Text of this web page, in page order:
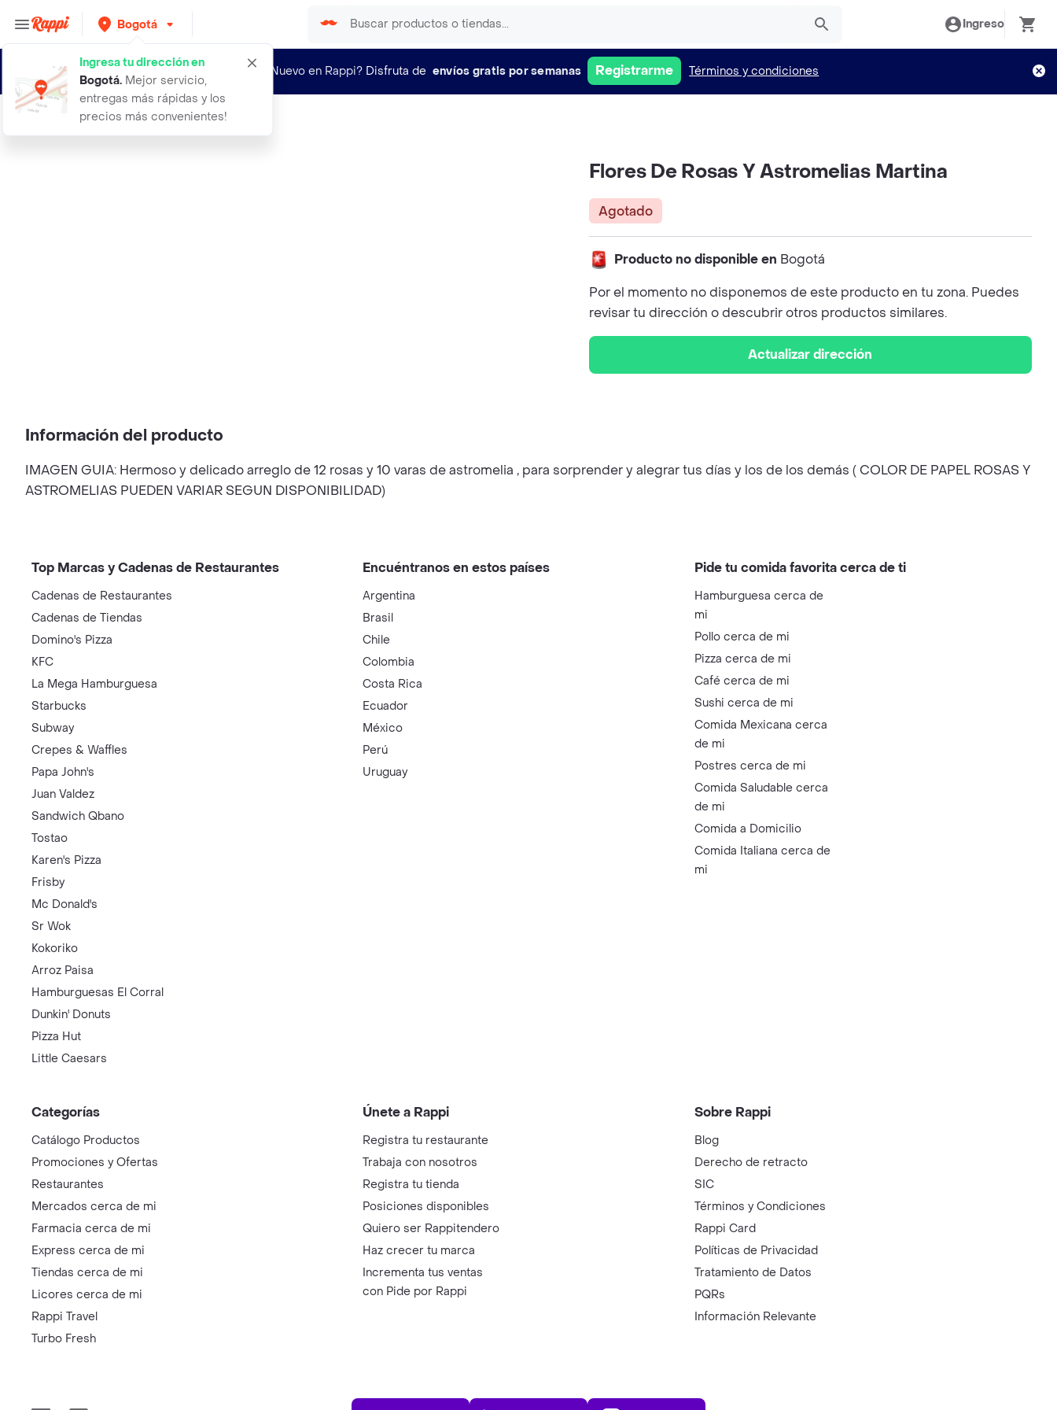
Bogotá
Ingresa tu dirección en
Bogotá. Mejor servicio,
entregas más rápidas y los
precios más convenientes!
Ingreso
¿Nuevo en Rappi? Disfruta de envíos gratis por semanas Registrarme Términos y condiciones
flores de rosas y astromelias marti
Flores De Rosas Y Astromelias Martina
Agotado
Producto no disponible en Bogotá
Por el momento no disponemos de este producto en tu zona. Puedes
revisar tu dirección o descubrir otros productos similares.
Actualizar dirección
Información del producto
IMAGEN GUIA: Hermoso y delicado arreglo de 12 rosas y 10 varas de astromelia , para sorprender y alegrar tus días y los de los demás ( COLOR DE PAPEL ROSAS Y
ASTROMELIAS PUEDEN VARIAR SEGUN DISPONIBILIDAD)
Top Marcas y Cadenas de Restaurantes
Cadenas de Restaurantes
Cadenas de Tiendas
Domino's Pizza
KFC
La Mega Hamburguesa
Starbucks
Subway
Crepes & Waffles
Papa John's
Juan Valdez
Sandwich Qbano
Tostao
Karen's Pizza
Frisby
Mc Donald's
Sr Wok
Kokoriko
Arroz Paisa
Hamburguesas El Corral
Dunkin' Donuts
Pizza Hut
Little Caesars
Encuéntranos en estos países
Argentina
Brasil
Chile
Colombia
Costa Rica
Ecuador
México
Perú
Uruguay
Pide tu comida favorita cerca de ti
Hamburguesa cerca de
mi
Pollo cerca de mi
Pizza cerca de mi
Café cerca de mi
Sushi cerca de mi
Comida Mexicana cerca
de mi
Postres cerca de mi
Comida Saludable cerca
de mi
Comida a Domicilio
Comida Italiana cerca de
mi
Categorías
Catálogo Productos
Promociones y Ofertas
Restaurantes
Mercados cerca de mi
Farmacia cerca de mi
Express cerca de mi
Tiendas cerca de mi
Licores cerca de mi
Rappi Travel
Turbo Fresh
Únete a Rappi
Registra tu restaurante
Trabaja con nosotros
Registra tu tienda
Posiciones disponibles
Quiero ser Rappitendero
Haz crecer tu marca
Incrementa tus ventas
con Pide por Rappi
Sobre Rappi
Blog
Derecho de retracto
SIC
Términos y Condiciones
Rappi Card
Políticas de Privacidad
Tratamiento de Datos
PQRs
Información Relevante
App Store Play Store AppGallery